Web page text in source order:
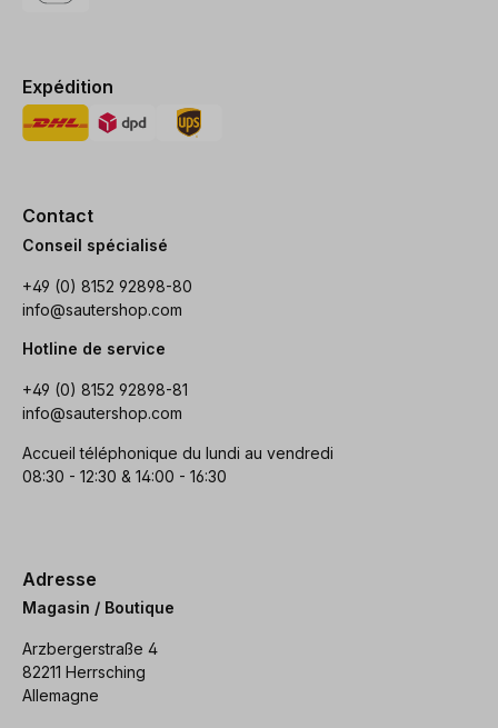
Expédition
Contact
Conseil spécialisé
+49 (0) 8152 92898-80
info@sautershop.com
Hotline de service
+49 (0) 8152 92898-81
info@sautershop.com
Accueil téléphonique du lundi au vendredi
08:30 - 12:30 & 14:00 - 16:30
Adresse
Magasin / Boutique
Arzbergerstraße 4
82211 Herrsching
Allemagne